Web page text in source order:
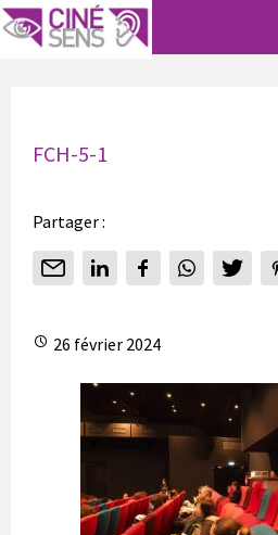
FCH-5-1
Partager :
26 février 2024